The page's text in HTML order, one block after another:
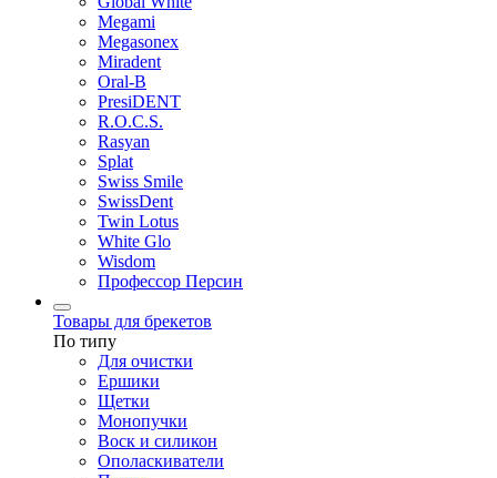
Megami
Megasonex
Miradent
Oral-B
PresiDENT
R.O.C.S.
Rasyan
Splat
Swiss Smile
SwissDent
Twin Lotus
White Glo
Wisdom
Профессор Персин
Товары для брекетов
По типу
Для очистки
Ершики
Щетки
Монопучки
Воск и силикон
Ополаскиватели